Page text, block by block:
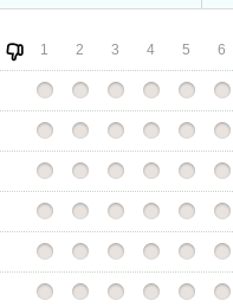
1 2 3 4 5 6